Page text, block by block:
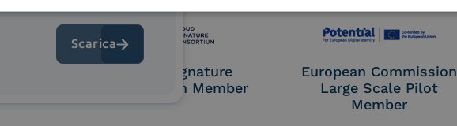
Cloud Signature
Consortium Member
European Commission
Large Scale Pilot
Member